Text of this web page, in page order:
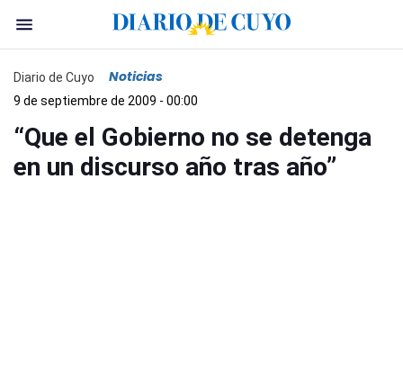
Diario de Cuyo Noticias
9 de septiembre de 2009 - 00:00
“Que el Gobierno no se detenga
en un discurso año tras año”